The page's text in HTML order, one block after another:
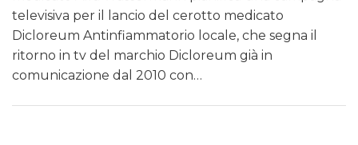
televisiva per il lancio del cerotto medicato
Dicloreum Antinfiammatorio locale, che segna il
ritorno in tv del marchio Dicloreum già in
comunicazione dal 2010 con…